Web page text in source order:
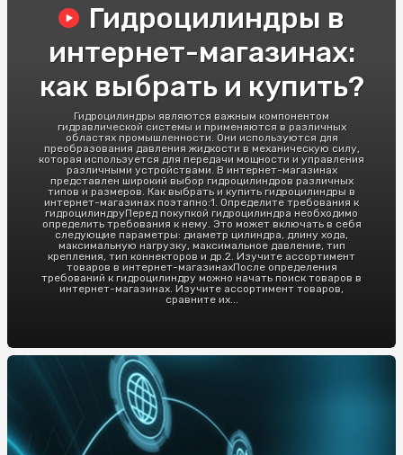
Гидроцилиндры в
интернет-магазинах:
как выбрать и купить?
Гидроцилиндры являются важным компонентом
гидравлической системы и применяются в различных
областях промышленности. Они используются для
преобразования давления жидкости в механическую силу,
которая используется для передачи мощности и управления
различными устройствами. В интернет-магазинах
представлен широкий выбор гидроцилиндров различных
типов и размеров. Как выбрать и купить гидроцилиндры в
интернет-магазинах поэтапно:1. Определите требования к
гидроцилиндруПеред покупкой гидроцилиндра необходимо
определить требования к нему. Это может включать в себя
следующие параметры: диаметр цилиндра, длину хода,
максимальную нагрузку, максимальное давление, тип
крепления, тип коннекторов и др.2. Изучите ассортимент
товаров в интернет-магазинахПосле определения
требований к гидроцилиндру можно начать поиск товаров в
интернет-магазинах. Изучите ассортимент товаров,
сравните их...